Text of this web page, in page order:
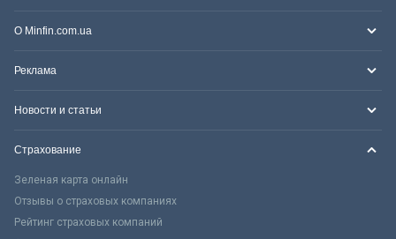
О Minfin.com.ua
Реклама
Новости и статьи
Страхование
Зеленая карта онлайн
Отзывы о страховых компаниях
Рейтинг страховых компаний